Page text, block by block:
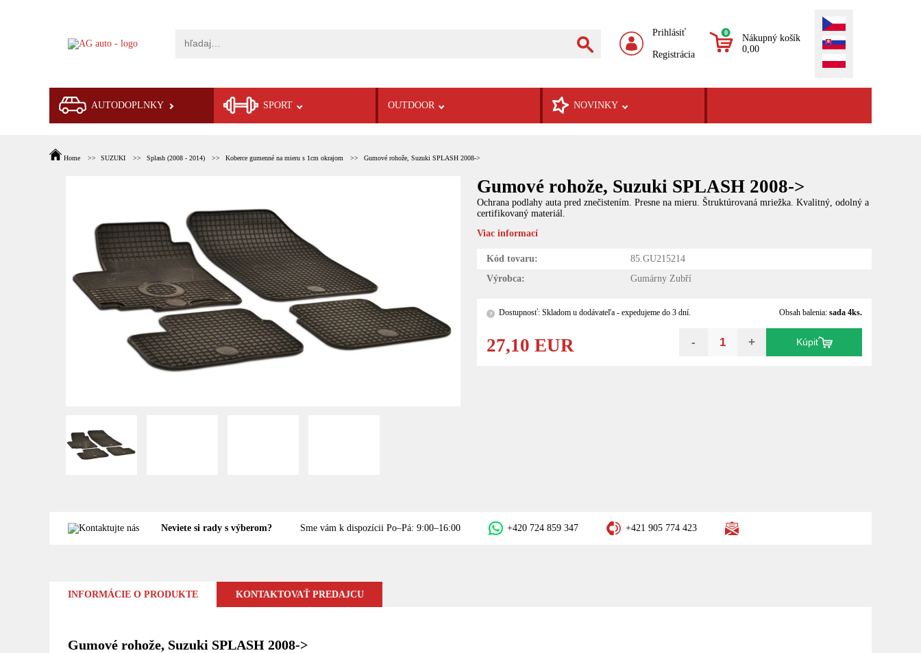
Prihlásiť
Registrácia
0
Nákupný košík
0,00
AUTODOPLNKY SPORT OUTDOOR NOVINKY
Home SUZUKI Splash (2008 - 2014) Koberce gumenné na mieru s 1cm okrajom Gumové rohože, Suzuki SPLASH 2008->
Gumové rohože, Suzuki SPLASH 2008->
Ochrana podlahy auta pred znečistením. Presne na mieru. Štruktúrovaná mriežka. Kvalitný, odolný a
certifikovaný materiál.
Viac informací
Kód tovaru:
85.GU215214
Výrobca:
Gumárny Zubří
? Dostupnosť: Skladom u dodávateľa - expedujeme do 3 dní. Obsah balenia:sada 4ks.
27,10 EUR - + Kúpiť
Neviete si rady s výberom? Sme vám k dispozícii Po–Pá: 9:00–16:00 +420 724 859 347 +421 905 774 423
INFORMÁCIE O PRODUKTE KONTAKTOVAŤ PREDAJCU
Gumové rohože, Suzuki SPLASH 2008->